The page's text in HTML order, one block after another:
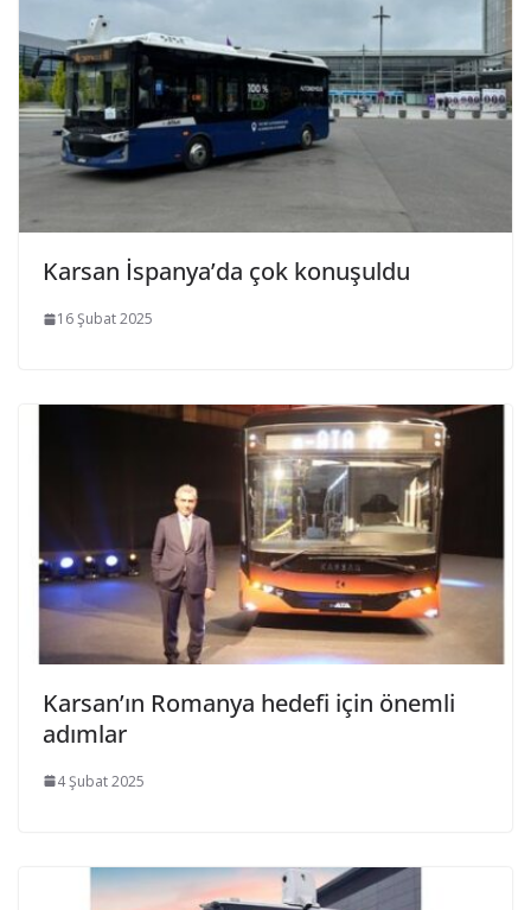
Karsan İspanya’da çok konuşuldu
16 Şubat 2025
Karsan’ın Romanya hedefi için önemli
adımlar
4 Şubat 2025